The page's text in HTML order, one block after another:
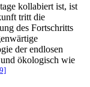
kollabiert ist, ist
tritt die
des Fortschritts
der endlosen
ökologisch wie